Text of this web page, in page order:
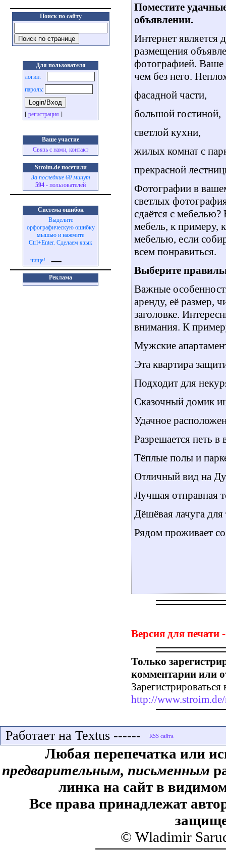
Поиск по сайту
Для пользователя
логин:
пароль:
[ регистрация ]
Ваше участие
Связь с нами, контакт
Stroim.de посетили
За последние 60 минут
594 - пользователей
Система ошибок
Выделите
орфографическую ошибку
мышью и нажмите
Ctrl+Enter. Сделаем язык
чище!
Реклама
Поместите
объявлении.
Интернет является
размещения
фотографией. Ваше
чем без него.
фасадной части,
большой гостиной,
светлой кухни,
жилых комнат с
прекрасной
Фотографии в
светлых
сдаётся с
мебель, к примеру,
мебелью, если
всем понравиться.
Выберите
Важные
аренду, её размер,
заголовке.
внимания. К
Мужские
Эта квартира
Подходит для
Сказочный домик
Удачное
Разрешается петь в
Тёплые полы и
Отличный вид на
Лучшая отправная
Дёшёвая лачуга
Рядом проживает
Версия для печати
Только
комментарии или
http://
Работает на Textus ------
Любая перепечатка или
предварительным, письменным
линка на сайт в
Все права принадлежат
© Wladimir